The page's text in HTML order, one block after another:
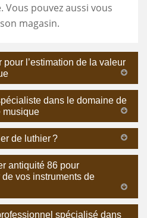
Vous pouvez aussi vous
magasin.
l’estimation de la valeur
dans le domaine de
musique
de luthier ?
antiquité 86 pour
de vos instruments de
spécialisé dans